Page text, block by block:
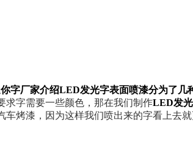
你字厂家介绍LED发光字表面喷漆分为了几
求字需要一些颜色，那在我们制作LED发
车烤漆，因为这样我们喷出来的字看上去就